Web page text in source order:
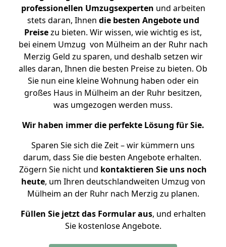
professionellen Umzugsexperten und arbeiten
stets daran, Ihnen die besten Angebote und
Preisezu bieten. Wir wissen, wie wichtig es ist,
bei einem Umzug von Mülheim an der Ruhr nach
Merzig Geld zu sparen, und deshalb setzen wir
alles daran, Ihnen die besten Preise zu bieten. Ob
Sie nun eine kleine Wohnung haben oder ein
großes Haus in Mülheim an der Ruhr besitzen,
was umgezogen werden muss.
Wir haben immer die perfekte Lösung für Sie.
Sparen Sie sich die Zeit – wir kümmern uns
darum, dass Sie die besten Angebote erhalten.
Zögern Sie nicht und kontaktieren Sie uns noch
heute, um Ihren deutschlandweiten Umzug von
Mülheim an der Ruhr nach Merzig zu planen.
Füllen Sie jetzt das Formular aus, und erhalten
Sie kostenlose Angebote.